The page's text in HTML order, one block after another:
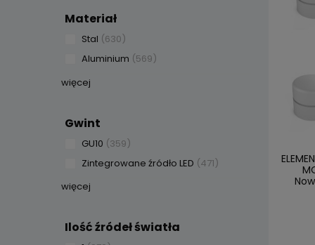
Materiał
Stal (630)
Aluminium (569)
więcej
Gwint
GU10 (359)
Zintegrowane źródło LED (471)
więcej
Ilość źródeł światła